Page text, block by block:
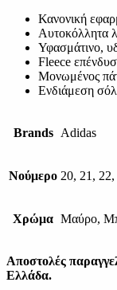
Κανονική
Αυτοκόλλητα
Υφασμάτινο,
Fleece
Μονωμένος
Ενδιάμεση
Brands Adidas
Νούμερο 20, 21,
Χρώμα Μαύρο,
Αποστολές
Ελλάδα.